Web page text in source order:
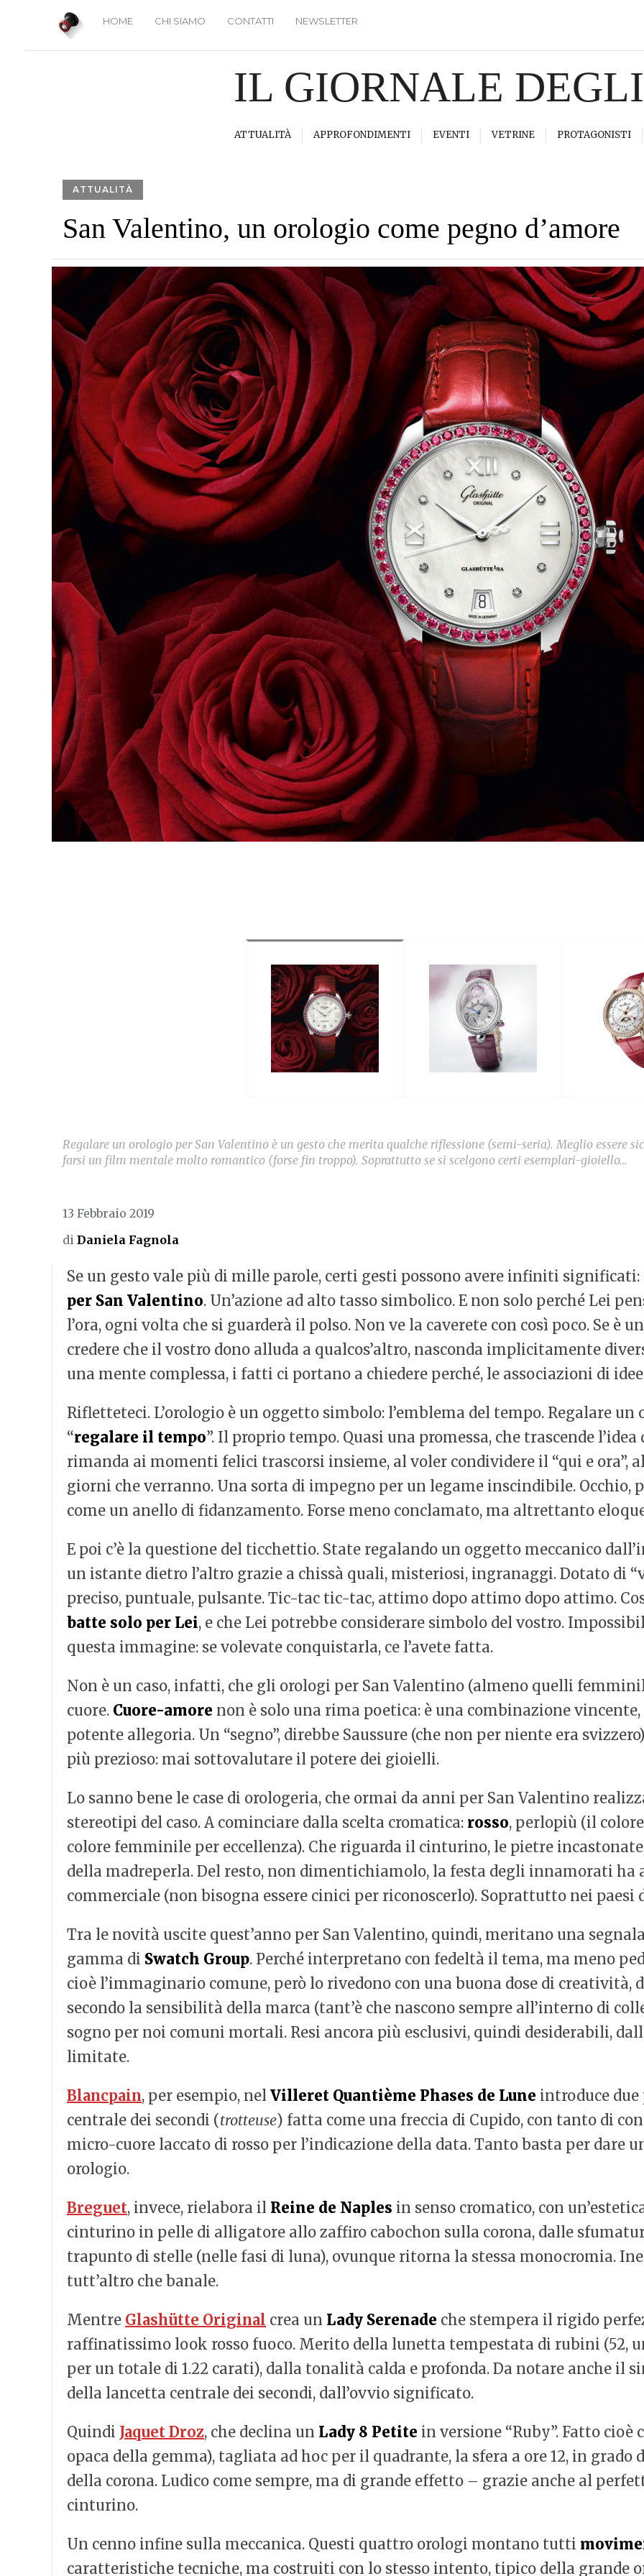
HOME CHI SIAMO CONTATTI NEWSLETTER
IL GIORNALE
ATTUALITÀ APPROFONDIMENTI EVENTI VETRINE PROTAGONISTI
ATTUALITÀ
San Valentino, un orologio come pegno d’amore
Regalare un orologio per San Valentino è un gesto che merita qualche riflessione (semi-seria). Meglio essere
farsi un film mentale molto romantico (forse fin troppo). Soprattutto se si scelgono certi esemplari-gioiello…
13 Febbraio 2019
di Daniela Fagnola
Se un gesto vale più di mille parole, certi gesti possono avere infiniti significati:
per San Valentino. Un’azione ad alto tasso simbolico. E non solo perché Lei
l’ora, ogni volta che si guarderà il polso. Non ve la caverete con così poco. Se è
credere che il vostro dono alluda a qualcos’altro, nasconda implicitamente
una mente complessa, i fatti ci portano a chiedere perché, le associazioni di
Rifletteteci. L’orologio è un oggetto simbolo: l’emblema del tempo. Regalare
“regalare il tempo”. Il proprio tempo. Quasi una promessa, che trascende
rimanda ai momenti felici trascorsi insieme, al voler condividere il “qui e ora”,
giorni che verranno. Una sorta di impegno per un legame inscindibile. Occhio,
come un anello di fidanzamento. Forse meno conclamato, ma altrettanto
E poi c’è la questione del ticchettio. State regalando un oggetto meccanico
un istante dietro l’altro grazie a chissà quali, misteriosi, ingranaggi. Dotato di
preciso, puntuale, pulsante. Tic-tac tic-tac, attimo dopo attimo dopo attimo.
batte solo per Lei, e che Lei potrebbe considerare simbolo del vostro.
questa immagine: se volevate conquistarla, ce l’avete fatta.
Non è un caso, infatti, che gli orologi per San Valentino (almeno quelli
cuore. Cuore-amore non è solo una rima poetica: è una combinazione
potente allegoria. Un “segno”, direbbe Saussure (che non per niente era
più prezioso: mai sottovalutare il potere dei gioielli.
Lo sanno bene le case di orologeria, che ormai da anni per San Valentino
stereotipi del caso. A cominciare dalla scelta cromatica: rosso, perlopiù (il
colore femminile per eccellenza). Che riguarda il cinturino, le pietre
della madreperla. Del resto, non dimentichiamolo, la festa degli innamorati ha
commerciale (non bisogna essere cinici per riconoscerlo). Soprattutto nei paesi
Tra le novità uscite quest’anno per San Valentino, quindi, meritano una
gamma di Swatch Group. Perché interpretano con fedeltà il tema, ma meno
cioè l’immaginario comune, però lo rivedono con una buona dose di
secondo la sensibilità della marca (tant’è che nascono sempre all’interno di
sogno per noi comuni mortali. Resi ancora più esclusivi, quindi desiderabili,
limitate.
Blancpain, per esempio, nel Villeret Quantième Phases de Lune introduce
centrale dei secondi (trotteuse) fatta come una freccia di Cupido, con tanto di
micro-cuore laccato di rosso per l’indicazione della data. Tanto basta per dare
orologio.
Breguet, invece, rielabora il Reine de Naples in senso cromatico, con
cinturino in pelle di alligatore allo zaffiro cabochon sulla corona, dalle
trapunto di stelle (nelle fasi di luna), ovunque ritorna la stessa monocromia.
tutt’altro che banale.
Mentre Glashütte Original crea un Lady Serenade che stempera il rigido
raffinatissimo look rosso fuoco. Merito della lunetta tempestata di rubini (52,
per un totale di 1.22 carati), dalla tonalità calda e profonda. Da notare anche il
della lancetta centrale dei secondi, dall’ovvio significato.
Quindi Jaquet Droz, che declina un Lady 8 Petite in versione “Ruby”. Fatto
opaca della gemma), tagliata ad hoc per il quadrante, la sfera a ore 12, in grado
della corona. Ludico come sempre, ma di grande effetto – grazie anche al
cinturino.
Un cenno infine sulla meccanica. Questi quattro orologi montano tutti
caratteristiche tecniche, ma costruiti con lo stesso intento, tipico della grande